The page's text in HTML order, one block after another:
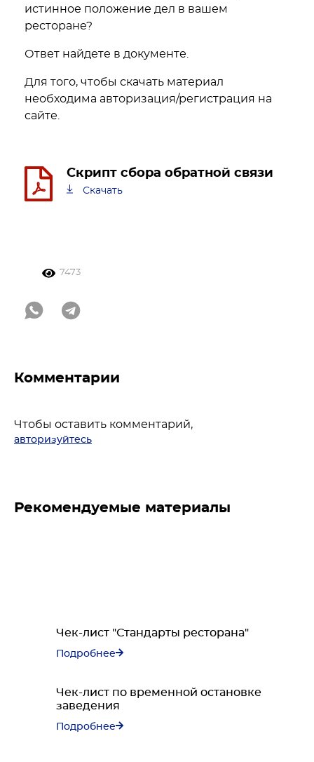
истинное положение дел в вашем
ресторане?
Ответ найдете в документе.
Для того, чтобы скачать материал
необходима авторизация/регистрация на
сайте.
Скрипт сбора обратной связи
Скачать
7473
Комментарии
Чтобы оставить комментарий,
авторизуйтесь
Рекомендуемые материалы
Чек-лист "Стандарты ресторана"
Подробнее
Чек-лист по временной остановке
заведения
Подробнее